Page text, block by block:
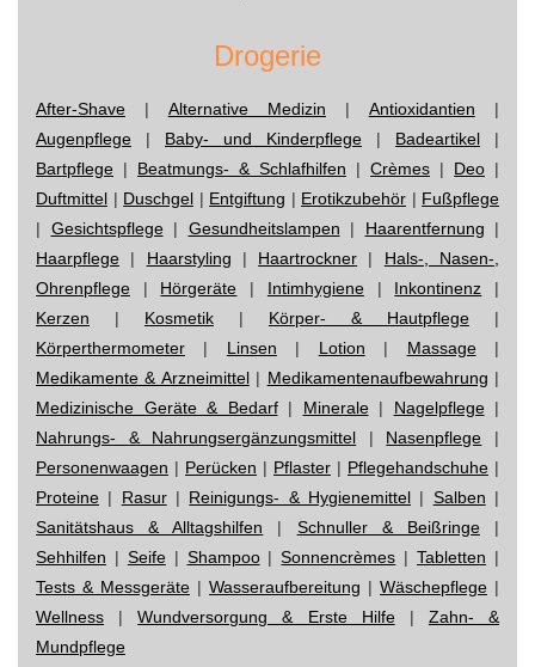
Drogerie
After-Shave | Alternative Medizin | Antioxidantien |
Augenpflege | Baby- und Kinderpflege | Badeartikel |
Bartpflege | Beatmungs- & Schlafhilfen | Crèmes | Deo |
Duftmittel | Duschgel | Entgiftung | Erotikzubehör | Fußpflege
| Gesichtspflege| Gesundheitslampen | Haarentfernung |
Haarpflege | Haarstyling | Haartrockner | Hals-, Nasen-,
Ohrenpflege | Hörgeräte | Intimhygiene| Inkontinenz |
Kerzen | Kosmetik | Körper- & Hautpflege |
Körperthermometer | Linsen | Lotion | Massage|
Medikamente & Arzneimittel| Medikamentenaufbewahrung |
Medizinische Geräte & Bedarf| Minerale| Nagelpflege|
Nahrungs- & Nahrungsergänzungsmittel | Nasenpflege |
Personenwaagen | Perücken | Pflaster | Pflegehandschuhe |
Proteine | Rasur| Reinigungs- & Hygienemittel | Salben |
Sanitätshaus & Alltagshilfen | Schnuller & Beißringe|
Sehhilfen | Seife| Shampoo|Sonnencrèmes |Tabletten |
Tests & Messgeräte | Wasseraufbereitung | Wäschepflege |
Wellness |Wundversorgung & Erste Hilfe| Zahn- &
Mundpflege